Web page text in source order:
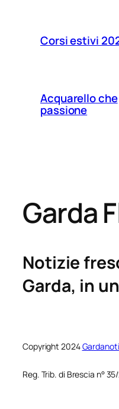
Corsi estivi
Acquarello che
passione
Garda
Notizie
Garda, in
Copyright 2024
Reg. Trib. di Brescia n°